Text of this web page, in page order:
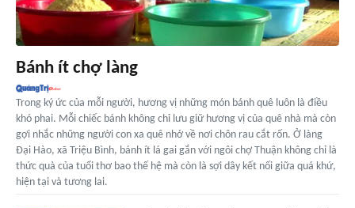
Bánh ít chợ làng
Trong ký ức của mỗi người, hương vị những món bánh quê luôn là điều
khó phai. Mỗi chiếc bánh không chỉ lưu giữ hương vị của quê nhà mà còn
gợi nhắc những người con xa quê nhớ về nơi chôn rau cắt rốn. Ở làng
Đại Hào, xã Triệu Bình, bánh ít lá gai gắn với ngôi chợ Thuận không chỉ là
thức quà của tuổi thơ bao thế hệ mà còn là sợi dây kết nối giữa quá khứ,
hiện tại và tương lai.